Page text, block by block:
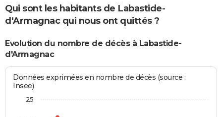
Qui sont les habitants de Labastide-
d'Armagnac qui nous ont quittés ?
Evolution du nombre de décès à Labastide-
d'Armagnac
Données exprimées en nombre de décès (source :
Insee)
25